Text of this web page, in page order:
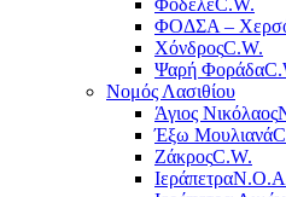
ΦόδελεC.W.
ΦΟΔΣΑ –
ΧόνδροςC.W.
Ψαρή Φοράδα
Νομός Λασιθίου
Άγιος Νικόλαος
Έξω Μουλιανά
ΖάκροςC.W.
Ιεράπετρα